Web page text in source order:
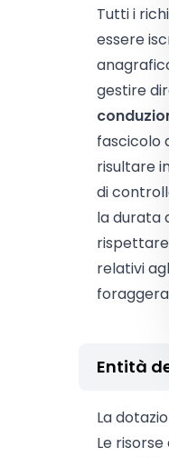
Tutti i
essere
gestire
fascicolo
risultare
di
la durata
relativi
Entità
La
Le